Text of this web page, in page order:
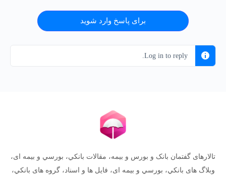
برای پاسخ وارد شوید
Log in to reply.
تالارهای گفتمان بانک و بورس و بیمه، مقالات بانکي، بورسي و بیمه ای،
وبلاگ های بانکي، بورسي و بیمه ای، فایل ها و اسناد، گروه های بانکي،